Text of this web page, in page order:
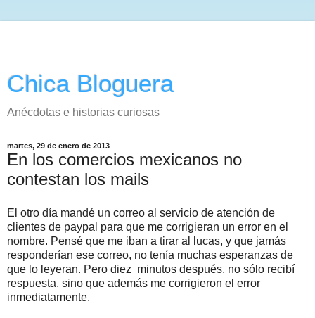
Chica Bloguera
Anécdotas e historias curiosas
martes, 29 de enero de 2013
En los comercios mexicanos no
contestan los mails
El otro día mandé un correo al servicio de atención de
clientes de paypal para que me corrigieran un error en el
nombre. Pensé que me iban a tirar al lucas, y que jamás
responderían ese correo, no tenía muchas esperanzas de
que lo leyeran. Pero diez minutos después, no sólo recibí
respuesta, sino que además me corrigieron el error
inmediatamente.